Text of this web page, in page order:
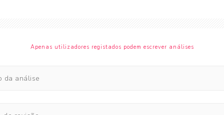
Apenas utilizadores registados podem escrever análises